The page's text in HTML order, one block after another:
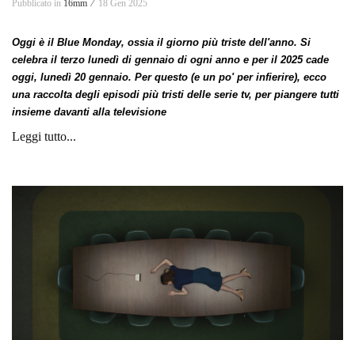
Pubblicato in 16mm ⁄ 18 Gen 2025
Oggi è il Blue Monday, ossia il giorno più triste dell'anno. Si
celebra il terzo lunedì di gennaio di ogni anno e per il 2025 cade
oggi, lunedì 20 gennaio. Per questo (e un po' per infierire), ecco
una raccolta degli episodi più tristi delle serie tv, per piangere tutti
insieme davanti alla televisione
Leggi tutto...